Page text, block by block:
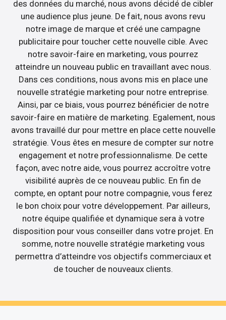
des données du marché, nous avons décidé de cibler
une audience plus jeune. De fait, nous avons revu
notre image de marque et créé une campagne
publicitaire pour toucher cette nouvelle cible. Avec
notre savoir-faire en marketing, vous pourrez
atteindre un nouveau public en travaillant avec nous.
Dans ces conditions, nous avons mis en place une
nouvelle stratégie marketing pour notre entreprise.
Ainsi, par ce biais, vous pourrez bénéficier de notre
savoir-faire en matière de marketing. Egalement, nous
avons travaillé dur pour mettre en place cette nouvelle
stratégie. Vous êtes en mesure de compter sur notre
engagement et notre professionnalisme. De cette
façon, avec notre aide, vous pourrez accroître votre
visibilité auprès de ce nouveau public. En fin de
compte, en optant pour notre compagnie, vous ferez
le bon choix pour votre développement. Par ailleurs,
notre équipe qualifiée et dynamique sera à votre
disposition pour vous conseiller dans votre projet. En
somme, notre nouvelle stratégie marketing vous
permettra d’atteindre vos objectifs commerciaux et
de toucher de nouveaux clients.